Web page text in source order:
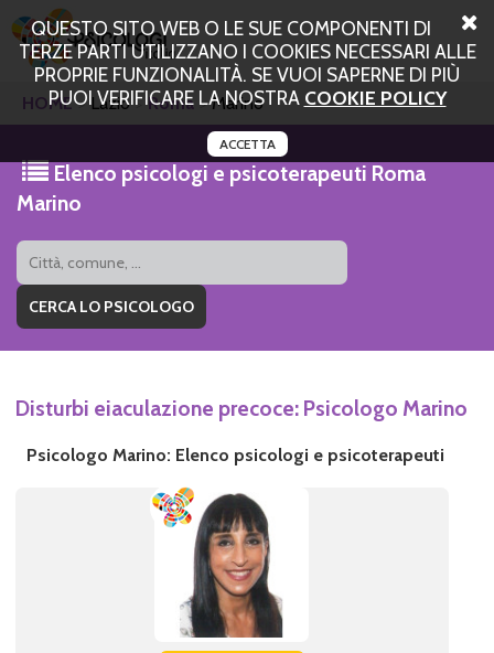
QUESTO SITO WEB O LE SUE COMPONENTI DI
TERZE PARTI UTILIZZANO I COOKIES NECESSARI ALLE
PROPRIE FUNZIONALITÀ. SE VUOI SAPERNE DI PIÙ
PUOI VERIFICARE LA NOSTRA COOKIE POLICY
ACCETTA
HOME Lazio Roma Marino
Elenco psicologi e psicoterapeuti Roma
Marino
Disturbi eiaculazione precoce: Psicologo Marino
Psicologo Marino: Elenco psicologi e psicoterapeuti